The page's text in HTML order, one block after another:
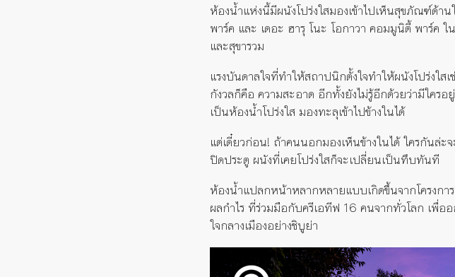
ห้องน้ำแห่งนี้มีผนังโปร่งใสมองเข้าไปเห็นสุขภัณฑ์ด้า
พาร์ค และ เดอะ ฮารุ โนะ โอกาวา คอมมูนิตี้ พาร์ค
และสุขารวม
แรงบันดาลใจที่ทำให้สถาปนิกตั้งใจทำให้ผนังโปร่งใ
กังวลก็คือ ความสะอาด อีกทั้งยังไม่รู้อีกด้วยว่ามีใคร
เป็นห้องน้ำโปร่งใส มองทะลุเข้าไปข้างในได้
แต่เดี๋ยวก่อน! ถ้าคนนอกมองเห็นข้างในได้ ใครกันล่ะ
ปิดประตู ผนังที่เคยโปร่งใสก็จะเปลี่ยนเป็นทึบทันที
ห้องน้ำแปลกหน้าหลากหลายแบบเกิดขึ้นจากโครงการ
ผลกำไร ที่ร่วมมือกับครีเอทีฟ 16 คนจากทั่วโลก เพื่
ใจกลางเมืองอย่างชิบูย่า